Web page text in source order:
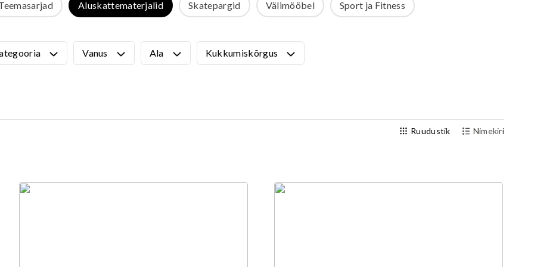
VÄLIMÖÖBEL
Linnaruumi tooted
Laste lauad ja pingid
Välijõusaal
Aluskattematerjalid Skatepargid Välimööbel Sport ja Fitness
Vanus Ala
Kukkumiskõrgus
Ruudustik Nimekiri